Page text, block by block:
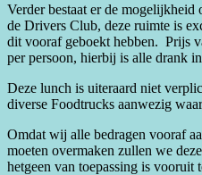
Verder bestaat er de
de Drivers Club, deze ruimte is
dit vooraf geboekt hebben. Prijs
per persoon, hierbij is alle drank
Deze lunch is uiteraard niet
diverse Foodtrucks aanwezig
Omdat wij alle bedragen vooraf
moeten overmaken zullen we
hetgeen van toepassing is vooruit